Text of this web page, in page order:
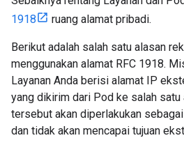
1918
ruang alamat pribadi.
Berikut adalah salah satu alasan
menggunakan alamat RFC 1918.
Layanan Anda berisi alamat IP
yang dikirim dari Pod ke salah satu
tersebut akan diperlakukan
dan tidak akan mencapai tujuan